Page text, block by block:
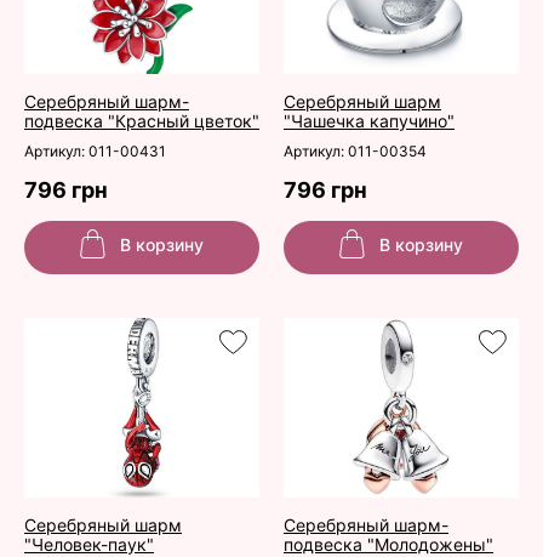
Серебряный шарм-
подвеска "Красный цветок"
Серебряный шарм
"Чашечка капучино"
Артикул: 011-00431 Артикул: 011-00354
796 грн 796 грн
В корзину В корзину
Серебряный шарм
"Человек-паук"
Серебряный шарм-
подвеска "Молодожены"